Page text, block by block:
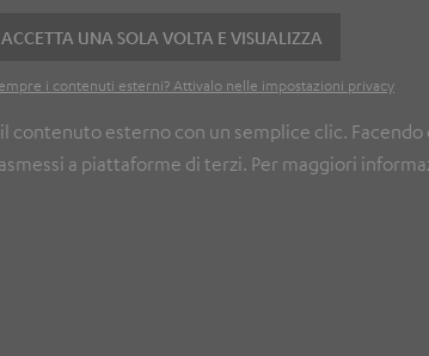
ACCETTA UNA SOLA VOLTA E VISUALIZZA
i contenuti esterni? Attivalo nelle impostazioni privacy
esterno con un semplice clic.
a piattaforme di terzi. Per maggiori